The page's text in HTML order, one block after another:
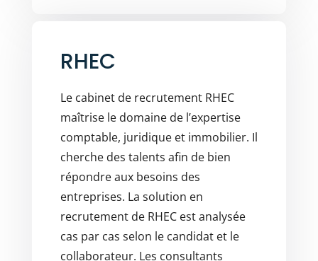
RHEC
Le cabinet de recrutement RHEC
maîtrise le domaine de l’expertise
comptable, juridique et immobilier. Il
cherche des talents afin de bien
répondre aux besoins des
entreprises. La solution en
recrutement de RHEC est analysée
cas par cas selon le candidat et le
collaborateur. Les consultants